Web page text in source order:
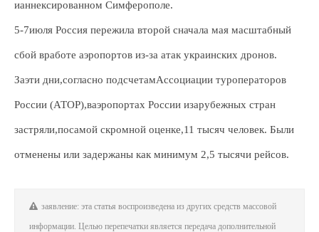
ианнексированном Симферополе.
5-7июля Россия пережила второй сначала мая масштабный
сбой вработе аэропортов из-за атак украинских дронов.
Заэти дни,согласно подсчетамАссоциации туроператоров
России (АТОР),ваэропортах России изарубежных стран
застряли,посамой скромной оценке,11 тысяч человек. Были
отменены или задержаны как минимум 2,5 тысячи рейсов.
заявление: эта статья воспроизведена из других средств массовой
информации. Целью перепечатки является передача дополнительной